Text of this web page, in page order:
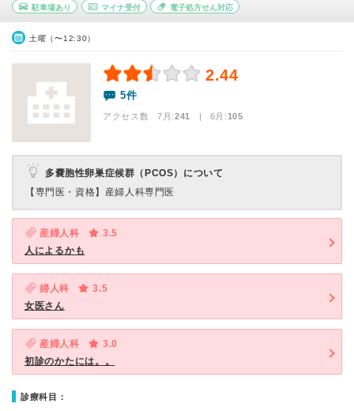
駐車場あり マイナ受付 電子処方せん対応
土曜（〜12:30）
2.44
5件
アクセス数 7月:241 | 6月:105
多嚢胞性卵巣症候群（PCOS）について
【専門医・資格】 産婦人科専門医
産婦人科
3.5
人によるかも
婦人科
3.5
女医さん
産婦人科
3.0
初診のかたには。。
診療科目：